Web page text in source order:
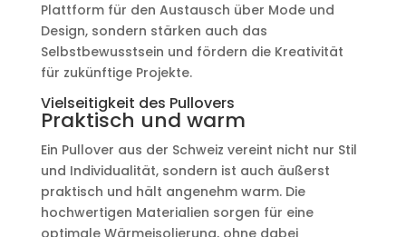
Plattform für den Austausch über Mode und
Design, sondern stärken auch das
Selbstbewusstsein und fördern die Kreativität
für zukünftige Projekte.
Vielseitigkeit des Pullovers
Praktisch und warm
Ein Pullover aus der Schweiz vereint nicht nur Stil
und Individualität, sondern ist auch äußerst
praktisch und hält angenehm warm. Die
hochwertigen Materialien sorgen für eine
optimale Wärmeisolierung, ohne dabei